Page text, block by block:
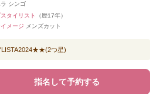
シンゴ
スタイリスト
（歴17年）
メージ メンズカット
つ星)
指名して予約する